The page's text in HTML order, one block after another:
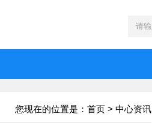
您现在的位置是： 首页 > 中心资讯